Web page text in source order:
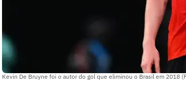
Kevin De Bruyne foi o autor do gol que eliminou o Brasil em 2018